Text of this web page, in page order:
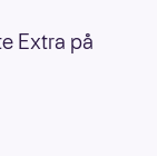
Extra på